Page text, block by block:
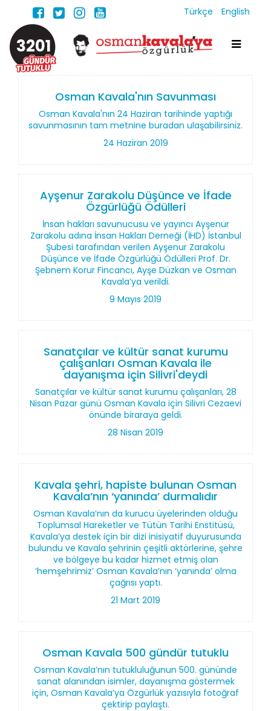
Türkçe English
3201
Osman Kavala'nın Savunması
Osman Kavala'nın 24 Haziran tarihinde yaptığı
savunmasının tam metnine buradan ulaşabilirsiniz.
24 Haziran 2019
Ayşenur Zarakolu Düşünce ve İfade
Özgürlüğü Ödülleri
İnsan hakları savunucusu ve yayıncı Ayşenur
Zarakolu adına İnsan Hakları Derneği (İHD) İstanbul
Şubesi tarafından verilen Ayşenur Zarakolu
Düşünce ve İfade Özgürlüğü Ödülleri Prof. Dr.
Şebnem Korur Fincancı, Ayşe Düzkan ve Osman
Kavala’ya verildi.
9 Mayıs 2019
Sanatçılar ve kültür sanat kurumu
çalışanları Osman Kavala ile
dayanışma için Silivri'deydi
Sanatçılar ve kültür sanat kurumu çalışanları, 28
Nisan Pazar günü Osman Kavala için Silivri Cezaevi
önünde biraraya geldi.
28 Nisan 2019
Kavala şehri, hapiste bulunan Osman
Kavala’nın ‘yanında’ durmalıdır
Osman Kavala’nın da kurucu üyelerinden olduğu
Toplumsal Hareketler ve Tütün Tarihi Enstitüsü,
Kavala’ya destek için bir dizi inisiyatif duyurusunda
bulundu ve Kavala şehrinin çeşitli aktörlerine, şehre
ve bölgeye bu kadar hizmet etmiş olan
‘hemşehrimiz’ Osman Kavala’nın ‘yanında’ olma
çağrısı yaptı.
21 Mart 2019
Osman Kavala 500 gündür tutuklu
Osman Kavala’nın tutukluluğunun 500. gününde
sanat alanından isimler, dayanışma göstermek
için, Osman Kavala’ya Özgürlük yazısıyla fotoğraf
çektirip paylaştı.